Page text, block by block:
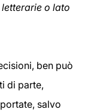
o lato
ben può
di parte,
salvo